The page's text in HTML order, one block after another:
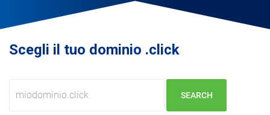
Server
Proxmox VE
Scegli il tuo dominio .click